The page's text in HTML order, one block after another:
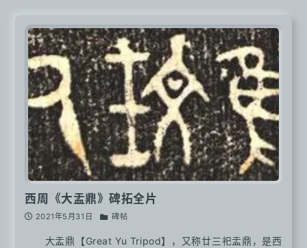
西周《大盂鼎》碑拓全片
2021年5月31日 碑帖
大盂鼎【Great Yu Tripod】，又称廿三祀盂鼎，是西